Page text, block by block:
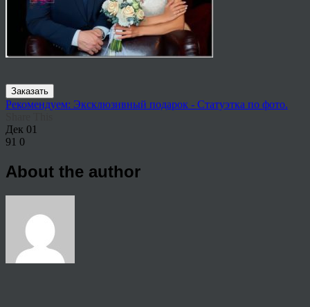
Заказать
Рекомендуем: Эксклюзивный подарок - Статуэтка по фото.
Дек 01
91 0
About the author